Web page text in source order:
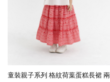
童裝親子系列 格紋荷葉蛋糕長裙 兩